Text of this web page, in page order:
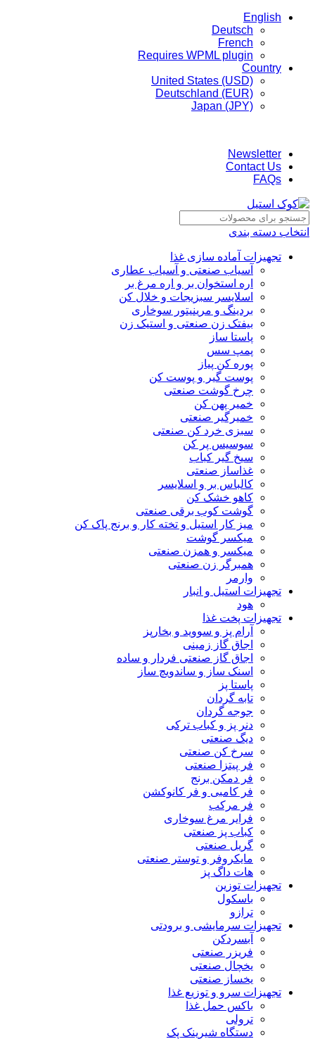
English
Deutsch
French
Requires WPML plugin
Country
United States (USD)
Deutschland (EUR)
Japan (JPY)
Newsletter
Contact Us
FAQs
انتخاب دسته بندی
تجهیزات آماده سازی غذا
آسیاب صنعتی و آسیاب عطاری
اره استخوان بر و اره مرغ بر
اسلایسر سبزیجات و خلال کن
بردینگ و مرینیتور سوخاری
بیفتک زن صنعتی و استیک زن
پاستا ساز
پمپ سس
پوره کن پیاز
پوست گیر و پوست کن
چرخ گوشت صنعتی
خمیر پهن کن
خمیرگیر صنعتی
سبزی خرد کن صنعتی
سوسیس پر کن
سیخ گیر کباب
غذاساز صنعتی
کالباس بر و اسلایسر
کاهو خشک کن
گوشت کوب برقی صنعتی
میز کار استیل و تخته کار و برنج پاک کن
میکسر گوشت
میکسر و همزن صنعتی
همبرگر زن صنعتی
وارمر
تجهیزات استیل و انبار
هود
تجهیزات پخت غذا
آرام پز و سووید و بخارپز
اجاق گاز زمینی
اجاق گاز صنعتی فردار و ساده
اسنک ساز و ساندویچ ساز
پاستا پز
تابه گردان
جوجه گردان
دنر پز و کباب ترکی
دیگ صنعتی
سرخ کن صنعتی
فر پیتزا صنعتی
فر دمکن برنج
فر کامبی و فر کانوکشن
فر مرکب
فرایر مرغ سوخاری
کباب پز صنعتی
گریل صنعتی
مایکروفر و توستر صنعتی
هات داگ پز
تجهیزات توزین
باسکول
ترازو
تجهیزات سرمایشی و برودتی
آبسردکن
فریزر صنعتی
یخچال صنعتی
یخساز صنعتی
تجهیزات سرو و توزیع غذا
باکس حمل غذا
ترولی
دستگاه شیرینک پک